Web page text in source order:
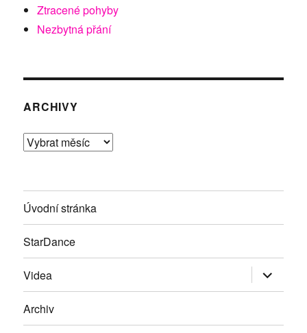
Ztracené pohyby
Nezbytná přání
ARCHIVY
Archivy
Úvodní stránka
StarDance
Videa Zobrazit
položky
Archiv